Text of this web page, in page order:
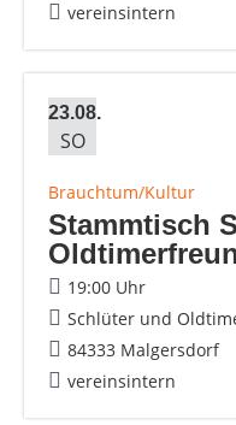
vereinsintern
23.08.
SO
Brauchtum/Kultur
Stammtisch
19:00 Uhr
Schlüter und
84333 Malgersdorf
vereinsintern